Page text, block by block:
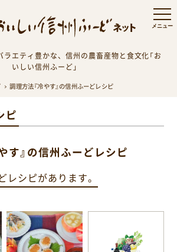
エティ豊かな、信州の農畜産物と食文化「お
いしい信州ふーど」
調理方法『冷やす』の信州ふーどレシピ
ピ
す』の信州ふーどレシピ
レシピがあります。